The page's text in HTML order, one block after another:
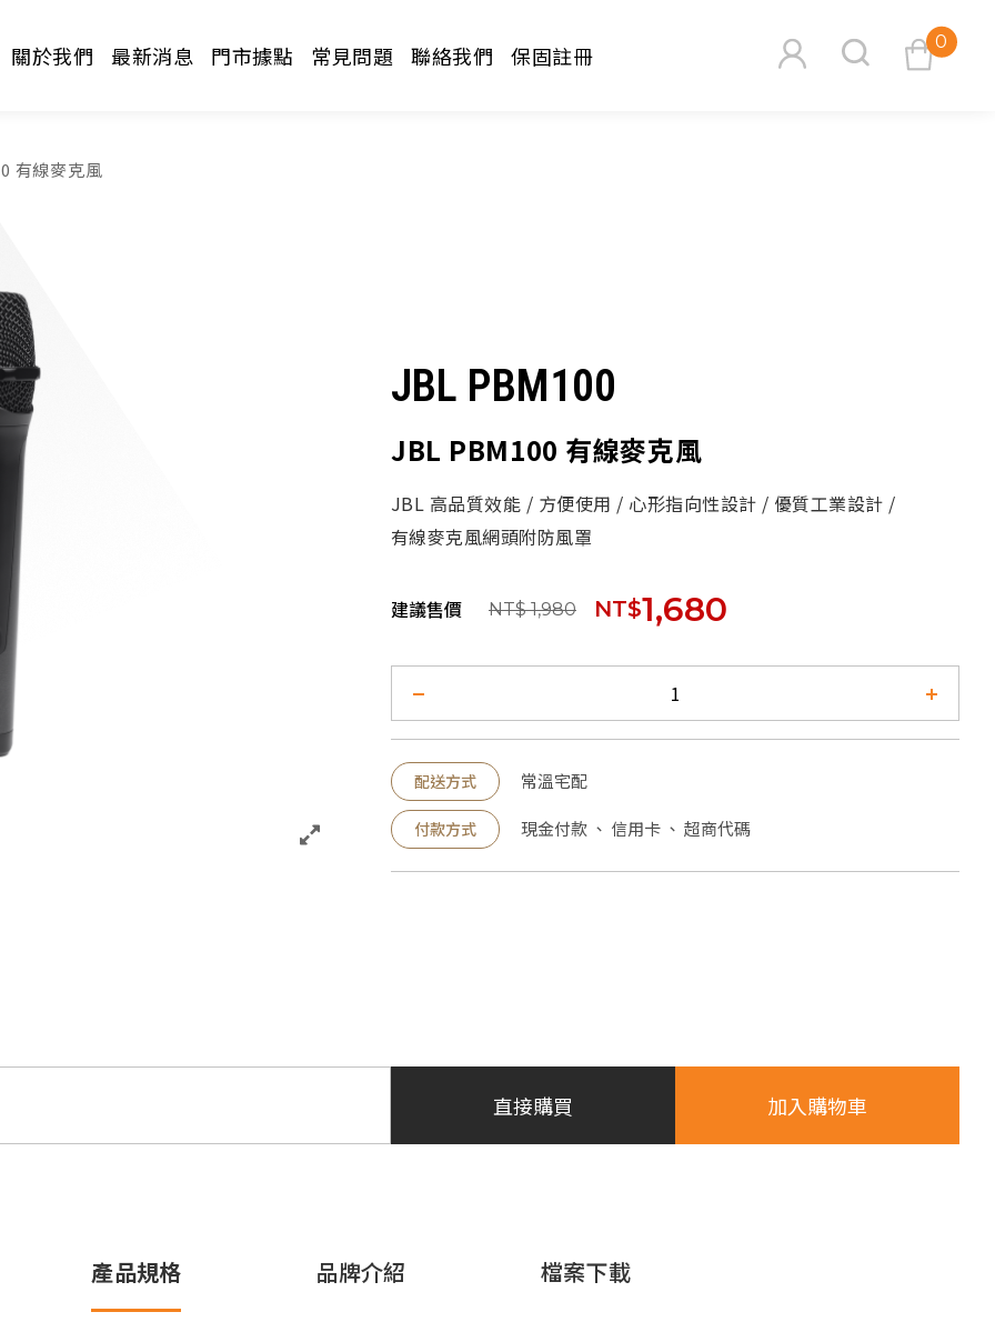
0
關於我們 最新消息 門市據點 常見問題 聯絡我們 保固註冊
有線麥克風
JBL PBM100
JBL PBM100 有線麥克風
JBL 高品質效能 / 方便使用 / 心形指向性設計 / 優質工業設計 /
有線麥克風網頭附防風罩
建議售價 NT$ 1,980 NT$1,680
配送方式 常溫宅配
付款方式 現金付款 、 信用卡 、 超商代碼
直接購買 加入購物車
產品規格 品牌介紹 檔案下載